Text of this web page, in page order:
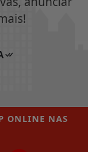
ONLINE NAS